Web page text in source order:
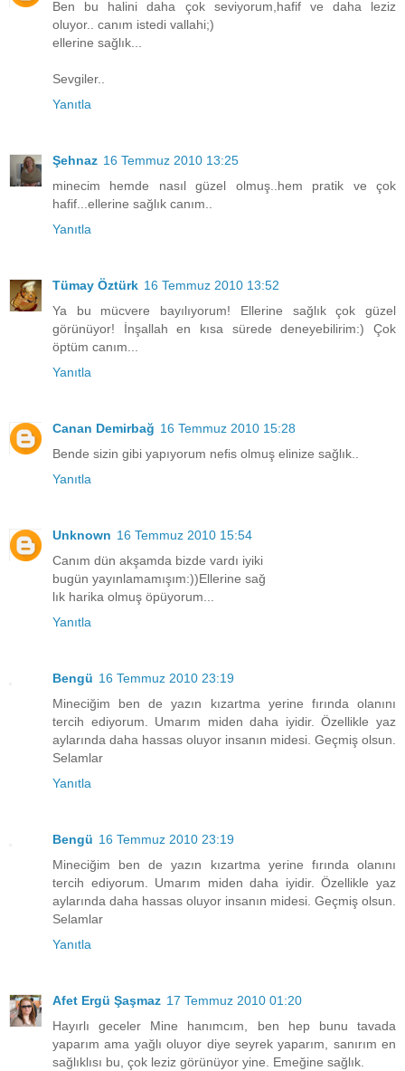
Ben bu halini daha çok seviyorum,hafif ve daha leziz
oluyor.. canım istedi vallahi;)
ellerine sağlık...
Sevgiler..
Yanıtla
Şehnaz 16 Temmuz 2010 13:25
minecim hemde nasıl güzel olmuş..hem pratik ve çok
hafif...ellerine sağlık canım..
Yanıtla
Tümay Öztürk 16 Temmuz 2010 13:52
Ya bu mücvere bayılıyorum! Ellerine sağlık çok güzel
görünüyor! İnşallah en kısa sürede deneyebilirim:) Çok
öptüm canım...
Yanıtla
Canan Demirbağ 16 Temmuz 2010 15:28
Bende sizin gibi yapıyorum nefis olmuş elinize sağlık..
Yanıtla
Unknown 16 Temmuz 2010 15:54
Canım dün akşamda bizde vardı iyiki
bugün yayınlamamışım:))Ellerine sağ
lık harika olmuş öpüyorum...
Yanıtla
Bengü 16 Temmuz 2010 23:19
Mineciğim ben de yazın kızartma yerine fırında olanını
tercih ediyorum. Umarım miden daha iyidir. Özellikle yaz
aylarında daha hassas oluyor insanın midesi. Geçmiş olsun.
Selamlar
Yanıtla
Bengü 16 Temmuz 2010 23:19
Mineciğim ben de yazın kızartma yerine fırında olanını
tercih ediyorum. Umarım miden daha iyidir. Özellikle yaz
aylarında daha hassas oluyor insanın midesi. Geçmiş olsun.
Selamlar
Yanıtla
Afet Ergü Şaşmaz 17 Temmuz 2010 01:20
Hayırlı geceler Mine hanımcım, ben hep bunu tavada
yaparım ama yağlı oluyor diye seyrek yaparım, sanırım en
sağlıklısı bu, çok leziz görünüyor yine. Emeğine sağlık.